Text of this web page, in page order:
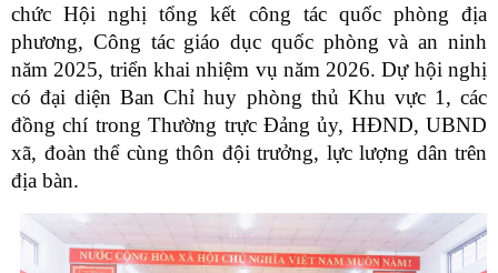
chức Hội nghị tổng kết công tác quốc phòng địa
phương, Công tác giáo dục quốc phòng và an ninh
năm 2025, triển khai nhiệm vụ năm 2026. Dự hội nghị
có đại diện Ban Chỉ huy phòng thủ Khu vực 1, các
đồng chí trong Thường trực Đảng ủy, HĐND, UBND
xã, đoàn thể cùng thôn đội trưởng, lực lượng dân trên
địa bàn.